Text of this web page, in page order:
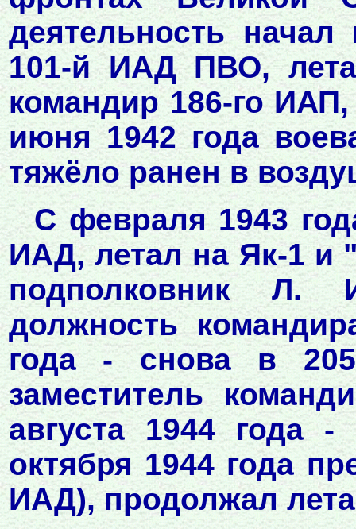
деятельность
101-й ИАД ПВО,
командир 186-го
июня 1942 года
тяжёло ранен в
С февраля 1943
ИАД, летал на Як-1 и
подполковник Л.
должность
года - снова в
заместитель
августа 1944 года
октября 1944 года
ИАД), продолжал